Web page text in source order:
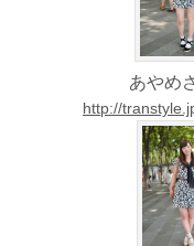
あやめ
http://